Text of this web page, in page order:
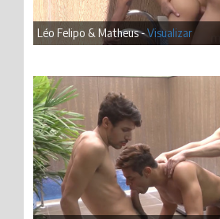
Léo Felipo & Matheus -Visualizar